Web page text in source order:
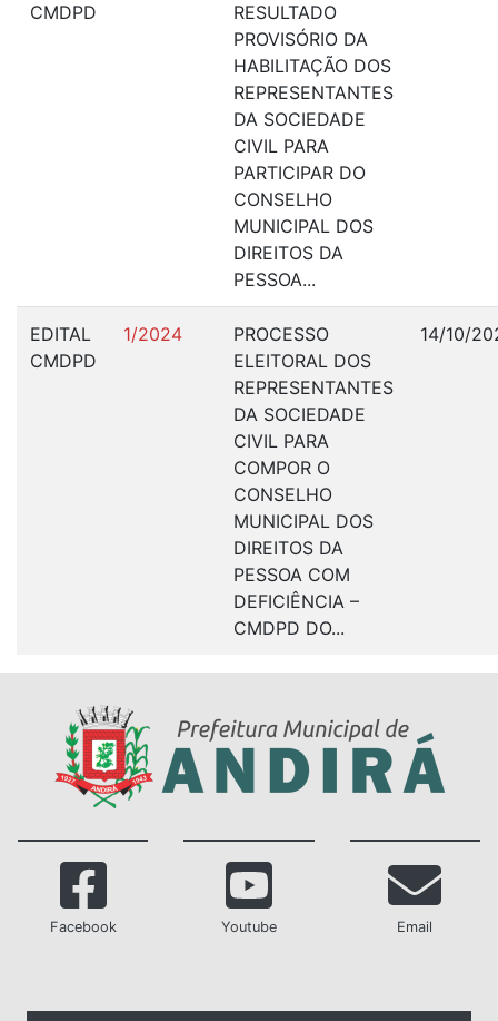
CMDPD
RESULTADO
PROVISÓRIO DA
HABILITAÇÃO DOS
REPRESENTANTES
DA SOCIEDADE
CIVIL PARA
PARTICIPAR DO
CONSELHO
MUNICIPAL DOS
DIREITOS DA
PESSOA...
EDITAL
CMDPD
1/2024
PROCESSO
ELEITORAL DOS
REPRESENTANTES
DA SOCIEDADE
CIVIL PARA
COMPOR O
CONSELHO
MUNICIPAL DOS
DIREITOS DA
PESSOA COM
DEFICIÊNCIA –
CMDPD DO...
14/10/
Facebook Youtube Email